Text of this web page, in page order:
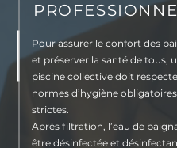
Pour assurer le confort des
et préserver la santé de tous,
piscine collective doit
normes d’hygiène
strictes.
Après filtration, l’eau de
être désinfectée et